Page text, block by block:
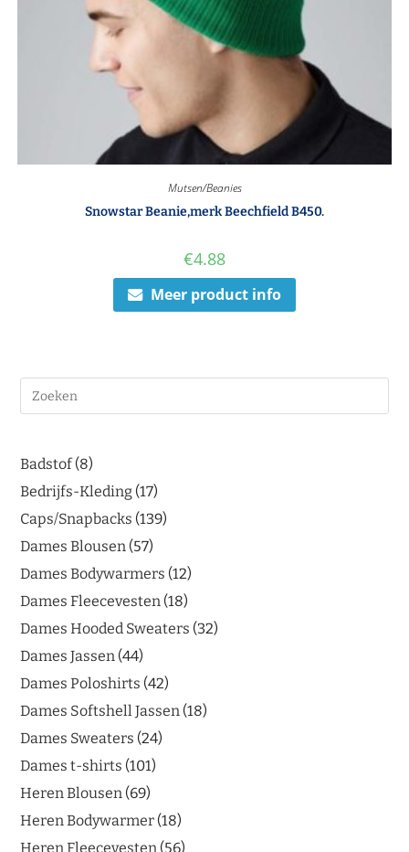
Mutsen/Beanies
Snowstar Beanie,merk Beechfield B450.
€4.88
Meer product info
Badstof 8
Bedrijfs-Kleding 17
Caps/Snapbacks 139
Dames Blousen 57
Dames Bodywarmers 12
Dames Fleecevesten 18
Dames Hooded Sweaters 32
Dames Jassen 44
Dames Poloshirts 42
Dames Softshell Jassen 18
Dames Sweaters 24
Dames t-shirts 101
Heren Blousen 69
Heren Bodywarmer 18
Heren Fleecevesten 56